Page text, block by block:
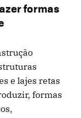
formas
e lajes retas
formas